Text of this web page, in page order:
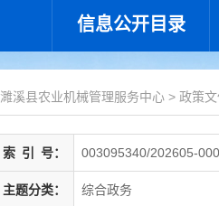
信息公开目录
濉溪县农业机械管理服务中心 > 政策
索 引 号： 003095340/202605-
主题分类： 综合政务